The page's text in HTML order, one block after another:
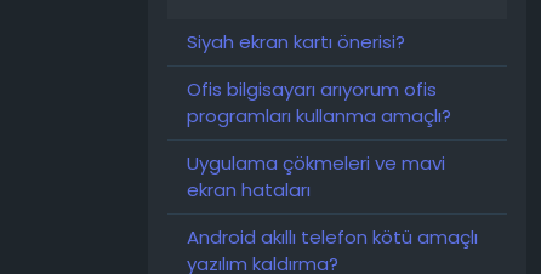
Siyah ekran kartı önerisi?
Ofis bilgisayarı arıyorum ofis
programları kullanma amaçlı?
Uygulama çökmeleri ve mavi
ekran hataları
Android akıllı telefon kötü amaçlı
yazılım kaldırma?